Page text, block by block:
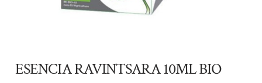
ESENCIA RAVINTSARA 10ML BIO